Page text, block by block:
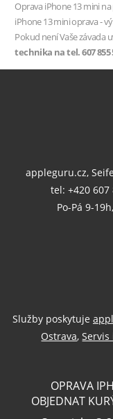
Oprava iPhone 13 mini
iPhone 13 mini oprava -
Pokud není Vaše závada
technika na tel. 607 855
appleguru.cz,
tel: +420 607
Po-Pá 9-
Služby poskytuje
Ostrava,Servis
OPRAVA
OBJEDNAT